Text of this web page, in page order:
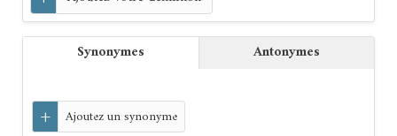
Synonymes Antonymes
+ Ajoutez un synonyme